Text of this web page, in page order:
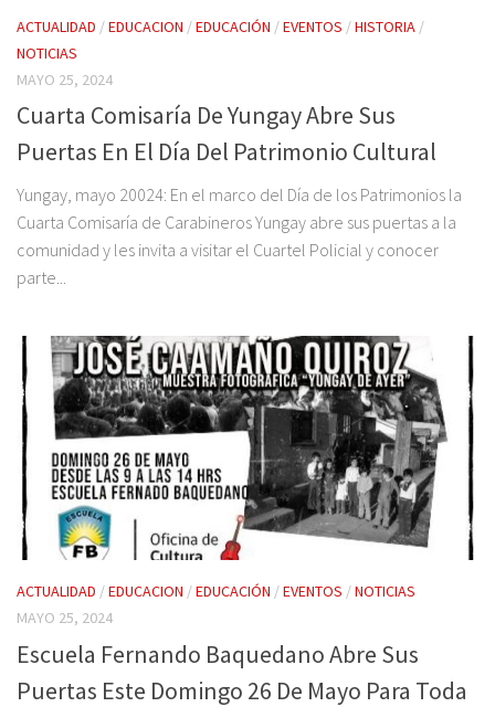
ACTUALIDAD /EDUCACION /EDUCACIÓN /EVENTOS /HISTORIA /
NOTICIAS
MAYO 25, 2024
Cuarta Comisaría De Yungay Abre Sus
Puertas En El Día Del Patrimonio Cultural
Yungay, mayo 20024: En el marco del Día de los Patrimonios la
Cuarta Comisaría de Carabineros Yungay abre sus puertas a la
comunidad y les invita a visitar el Cuartel Policial y conocer
parte...
ACTUALIDAD /EDUCACION /EDUCACIÓN /EVENTOS /NOTICIAS
MAYO 25, 2024
Escuela Fernando Baquedano Abre Sus
Puertas Este Domingo 26 De Mayo Para Toda